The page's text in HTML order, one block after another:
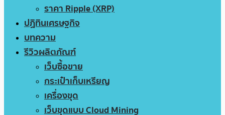
ราคา Ripple (XRP)
ปฏิทินเศรษฐกิจ
บทความ
รีวิวผลิตภัณฑ์
เว็บซื้อขาย
กระเป๋าเก็บเหรียญ
เครื่องขุด
เว็บขุดแบบ Cloud Mining